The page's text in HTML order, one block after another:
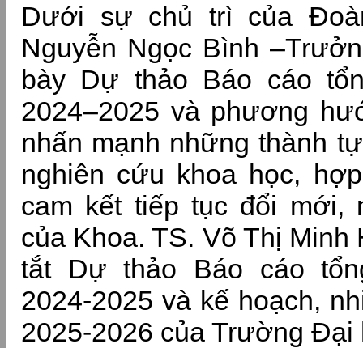
Dưới sự chủ trì của
Nguyễn Ngọc Bình
bày Dự thảo Báo cáo
2024–2025 và phương
nhấn mạnh những thành
nghiên cứu khoa học,
cam kết tiếp tục đổi mới,
của Khoa. TS. Võ Thị Minh
tắt Dự thảo Báo cáo
2024-2025 và kế hoạch,
2025-2026 của Trường Đại